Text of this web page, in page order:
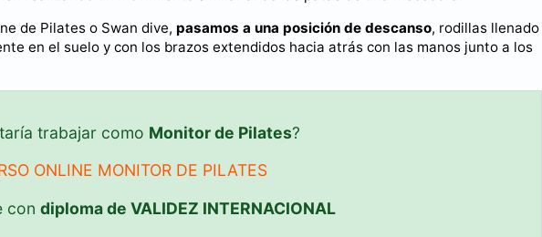
de Pilates o Swan dive, pasamos a una posición de descanso, rodillas llenado
en el suelo y con los brazos extendidos hacia atrás con las manos junto a los
trabajar como Monitor de Pilates?
ONLINE MONITOR DE PILATES
con diploma de VALIDEZ INTERNACIONAL